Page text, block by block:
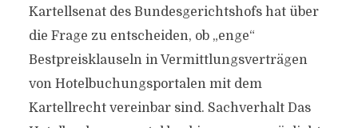
Kartellsenat des Bundesgerichtshofs hat über
die Frage zu entscheiden, ob „enge“
Bestpreisklauseln in Vermittlungsverträgen
von Hotelbuchungsportalen mit dem
Kartellrecht vereinbar sind. Sachverhalt Das